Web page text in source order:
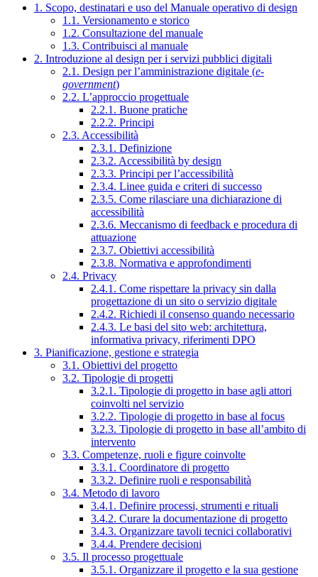
1. Scopo, destinatari e uso del Manuale operativo di design
1.1. Versionamento e storico
1.2. Consultazione del manuale
1.3. Contribuisci al manuale
2. Introduzione al design per i servizi pubblici digitali
2.1. Design per l’amministrazione digitale (e-
government)
2.2. L’approccio progettuale
2.2.1. Buone pratiche
2.2.2. Principi
2.3. Accessibilità
2.3.1. Definizione
2.3.2. Accessibilità by design
2.3.3. Principi per l’accessibilità
2.3.4. Linee guida e criteri di successo
2.3.5. Come rilasciare una dichiarazione di
accessibilità
2.3.6. Meccanismo di feedback e procedura di
attuazione
2.3.7. Obiettivi accessibilità
2.3.8. Normativa e approfondimenti
2.4. Privacy
2.4.1. Come rispettare la privacy sin dalla
progettazione di un sito o servizio digitale
2.4.2. Richiedi il consenso quando necessario
2.4.3. Le basi del sito web: architettura,
informativa privacy, riferimenti DPO
3. Pianificazione, gestione e strategia
3.1. Obiettivi del progetto
3.2. Tipologie di progetti
3.2.1. Tipologie di progetto in base agli attori
coinvolti nel servizio
3.2.2. Tipologie di progetto in base al focus
3.2.3. Tipologie di progetto in base all’ambito di
intervento
3.3. Competenze, ruoli e figure coinvolte
3.3.1. Coordinatore di progetto
3.3.2. Definire ruoli e responsabilità
3.4. Metodo di lavoro
3.4.1. Definire processi, strumenti e rituali
3.4.2. Curare la documentazione di progetto
3.4.3. Organizzare tavoli tecnici collaborativi
3.4.4. Prendere decisioni
3.5. Il processo progettuale
3.5.1. Organizzare il progetto e la sua gestione